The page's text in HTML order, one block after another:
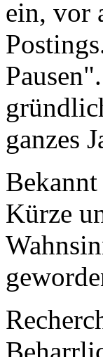
ein, vor
ganzes
Kürze